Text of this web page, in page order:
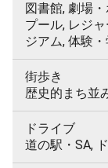
図書館, 劇場
プール, レジ
ジアム, 体験
街歩き
歴史的まち並
ドライブ
道の駅・SA,